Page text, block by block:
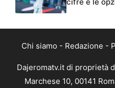
Chi siamo - Redazione -
Dajeromatv.it di proprietà
Marchese 10, 00141